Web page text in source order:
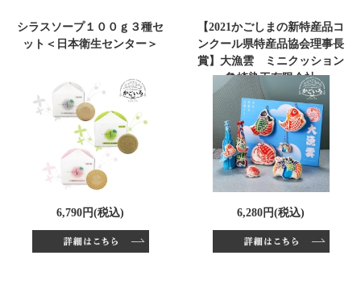
シラスソープ１００ｇ３種セ
ット＜日本衛生センター＞
6,790円(税込)
【2021かごしまの新特産品コ
ンクール県特産品協会理事長
賞】大漁雲 ミニクッション
＜亀崎染工有限会社＞
6,280円(税込)